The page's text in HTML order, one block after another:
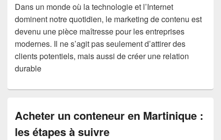
Dans un monde où la technologie et l’Internet
dominent notre quotidien, le marketing de contenu est
devenu une pièce maîtresse pour les entreprises
modernes. Il ne s’agit pas seulement d’attirer des
clients potentiels, mais aussi de créer une relation
durable
Acheter un conteneur en Martinique :
les étapes à suivre